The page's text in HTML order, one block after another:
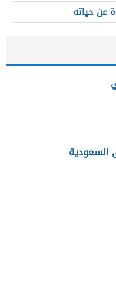
عن حياته
السعودية